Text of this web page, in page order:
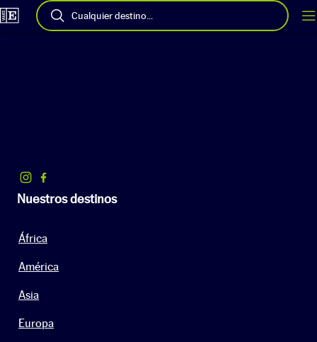
Cualquier destino...
Nuestros destinos
África
América
Asia
Europa